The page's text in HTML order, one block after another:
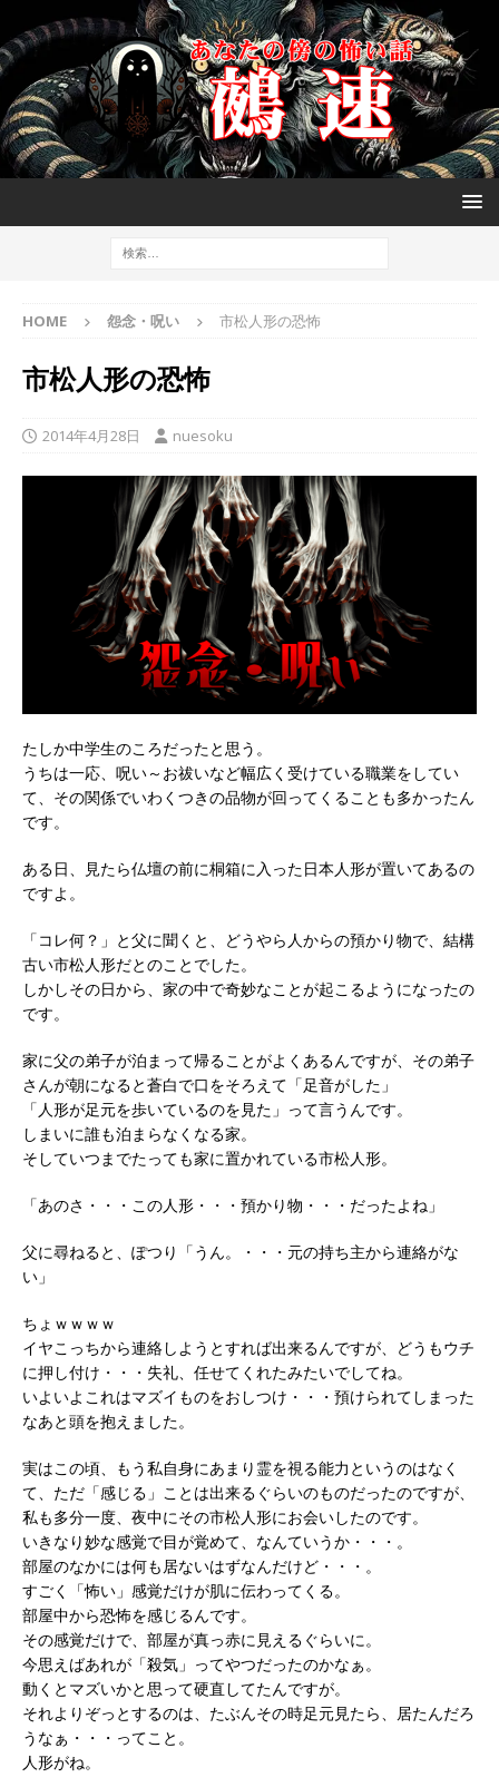
HOME 怨念・呪い 市松人形の恐怖
市松人形の恐怖
2014年4月28日 nuesoku
たしか中学生のころだったと思う。
うちは一応、呪い～お祓いなど幅広く受けている職業をしてい
て、その関係でいわくつきの品物が回ってくることも多かったん
です。
ある日、見たら仏壇の前に桐箱に入った日本人形が置いてあるの
ですよ。
「コレ何？」と父に聞くと、どうやら人からの預かり物で、結構
古い市松人形だとのことでした。
しかしその日から、家の中で奇妙なことが起こるようになったの
です。
家に父の弟子が泊まって帰ることがよくあるんですが、その弟子
さんが朝になると蒼白で口をそろえて「足音がした」
「人形が足元を歩いているのを見た」って言うんです。
しまいに誰も泊まらなくなる家。
そしていつまでたっても家に置かれている市松人形。
「あのさ・・・この人形・・・預かり物・・・だったよね」
父に尋ねると、ぽつり「うん。・・・元の持ち主から連絡がな
い」
ちょｗｗｗｗ
イヤこっちから連絡しようとすれば出来るんですが、どうもウチ
に押し付け・・・失礼、任せてくれたみたいでしてね。
いよいよこれはマズイものをおしつけ・・・預けられてしまった
なあと頭を抱えました。
実はこの頃、もう私自身にあまり霊を視る能力というのはなく
て、ただ「感じる」ことは出来るぐらいのものだったのですが、
私も多分一度、夜中にその市松人形にお会いしたのです。
いきなり妙な感覚で目が覚めて、なんていうか・・・。
部屋のなかには何も居ないはずなんだけど・・・。
すごく「怖い」感覚だけが肌に伝わってくる。
部屋中から恐怖を感じるんです。
その感覚だけで、部屋が真っ赤に見えるぐらいに。
今思えばあれが「殺気」ってやつだったのかなぁ。
動くとマズいかと思って硬直してたんですが。
それよりぞっとするのは、たぶんその時足元見たら、居たんだろ
うなぁ・・・ってこと。
人形がね。